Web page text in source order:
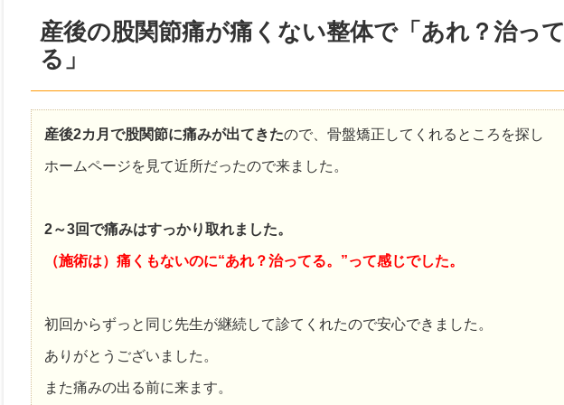
産後の股関節痛が痛くない整体で「あれ？治って
る」
産後2カ月で股関節に痛みが出てきたので、骨盤矯正してくれるところを探し
ホームページを見て近所だったので来ました。
2～3回で痛みはすっかり取れました。
（施術は）痛くもないのに“あれ？治ってる。”って感じでした。
初回からずっと同じ先生が継続して診てくれたので安心できました。
ありがとうございました。
また痛みの出る前に来ます。